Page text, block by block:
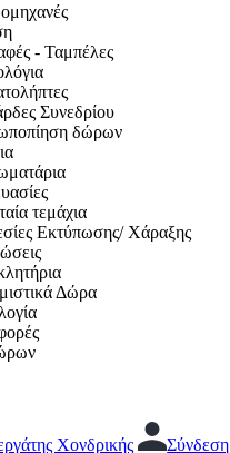
- Ταμπέλες
Συνεδρίου
δώρων
τεμάχια
Εκτύπωσης/ Χάραξης
Δώρα
Χονδρικής Σύνδεση